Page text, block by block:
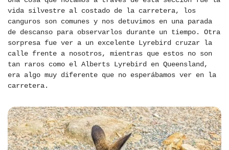
vida silvestre al costado de la carretera, los
canguros son comunes y nos detuvimos en una parada
de descanso para observarlos durante un tiempo. Otra
sorpresa fue ver a un excelente Lyrebird cruzar la
calle frente a nosotros, mientras que estos no son
tan raros como el Alberts Lyrebird en Queensland,
era algo muy diferente que no esperábamos ver en la
carretera.